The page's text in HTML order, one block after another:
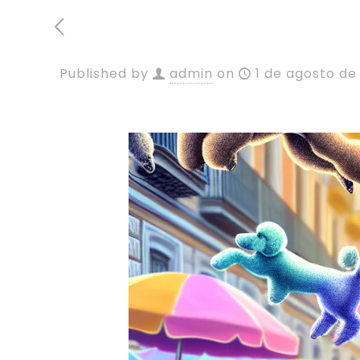
Published by admin on 1 de agosto